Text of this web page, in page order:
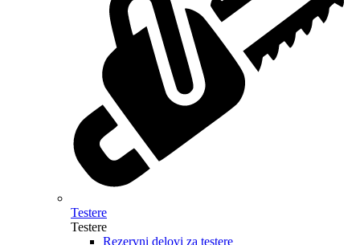
Testere
Testere
Rezervni delovi za testere